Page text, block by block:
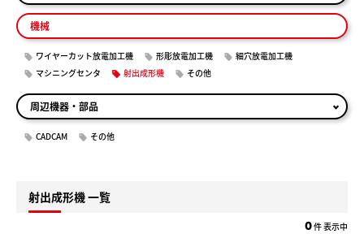
射出成形機 一覧
0件 表示中
機械
ワイヤーカット放電加工機 形彫放電加工機
細穴放電加工機
マシニングセンタ
射出成形機 その他
周辺機器・部品
CADCAM その他